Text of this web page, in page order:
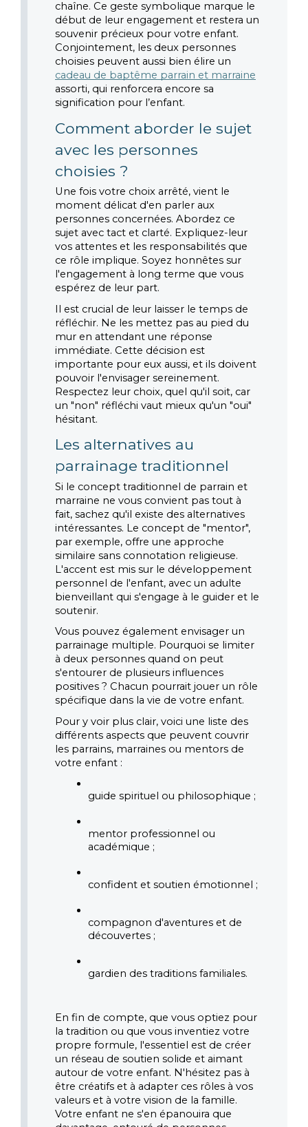
chaîne. Ce geste symbolique marque le
début de leur engagement et restera un
souvenir précieux pour votre enfant.
Conjointement, les deux personnes
cadeau de baptême parrain et marraine
assorti, qui renforcera encore sa
signification pour l’enfant.
Comment aborder le sujet
avec les personnes
choisies ?
Une fois votre choix arrêté, vient le
moment délicat d'en parler aux
personnes concernées. Abordez ce
sujet avec tact et clarté. Expliquez-leur
vos attentes et les responsabilités que
ce rôle implique. Soyez honnêtes sur
l'engagement à long terme que vous
espérez de leur part.
Il est crucial de leur laisser le temps de
réfléchir. Ne les mettez pas au pied du
mur en attendant une réponse
immédiate. Cette décision est
importante pour eux aussi, et ils doivent
pouvoir l'envisager sereinement.
Respectez leur choix, quel qu'il soit, car
un "non" réfléchi vaut mieux qu'un "oui"
hésitant.
Les alternatives au
parrainage traditionnel
Si le concept traditionnel de parrain et
marraine ne vous convient pas tout à
fait, sachez qu'il existe des alternatives
intéressantes. Le concept de "mentor",
par exemple, offre une approche
similaire sans connotation religieuse.
L'accent est mis sur le développement
personnel de l'enfant, avec un adulte
bienveillant qui s'engage à le guider et le
soutenir.
Vous pouvez également envisager un
parrainage multiple. Pourquoi se limiter
à deux personnes quand on peut
s'entourer de plusieurs influences
positives ? Chacun pourrait jouer un rôle
spécifique dans la vie de votre enfant.
Pour y voir plus clair, voici une liste des
différents aspects que peuvent couvrir
les parrains, marraines ou mentors de
votre enfant :
guide spirituel ou philosophique ;
mentor professionnel ou
académique ;
confident et soutien émotionnel ;
compagnon d'aventures et de
découvertes ;
gardien des traditions familiales.
En fin de compte, que vous optiez pour
la tradition ou que vous inventiez votre
propre formule, l'essentiel est de créer
un réseau de soutien solide et aimant
autour de votre enfant. N'hésitez pas à
être créatifs et à adapter ces rôles à vos
valeurs et à votre vision de la famille.
Votre enfant ne s'en épanouira que